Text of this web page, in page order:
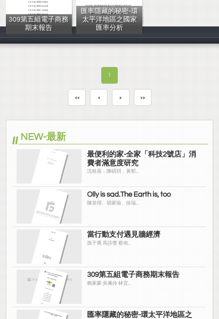
309第五組電子商務
期末報告
賴家豪 吳佩伶
匯率隱藏的秘密-環
太平洋地區之國家
匯率分析
李嘉敏、許沛瀅
1
NEW-最新
最便利的家-全家「科技2號店」消
費者滿意度研究
沈桂蒸，陳碩玥，黃郁...
Olly is sad.The Earth is, too
陳皇得、胡家瑜、徐瑞...
當行動支付遇見牆經濟
孫于喬 馬莎蕾 蔡侑...
309第五組電子商務期末報告
賴家豪 吳佩伶 林宜...
匯率隱藏的秘密-環太平洋地區之